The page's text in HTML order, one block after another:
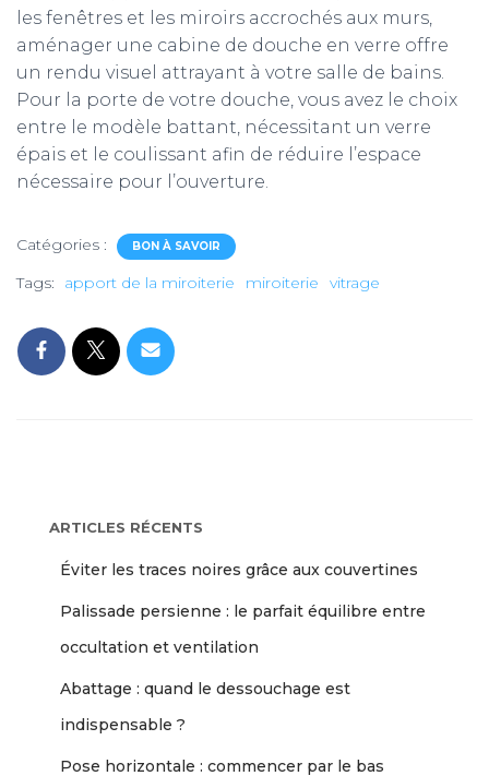
les fenêtres et les miroirs accrochés aux murs,
aménager une cabine de douche en verre offre
un rendu visuel attrayant à votre salle de bains.
Pour la porte de votre douche, vous avez le choix
entre le modèle battant, nécessitant un verre
épais et le coulissant afin de réduire l’espace
nécessaire pour l’ouverture.
Catégories : BON À SAVOIR
Tags: apport de la miroiterie miroiterie vitrage
ARTICLES RÉCENTS
Éviter les traces noires grâce aux couvertines
Palissade persienne : le parfait équilibre entre
occultation et ventilation
Abattage : quand le dessouchage est
indispensable ?
Pose horizontale : commencer par le bas